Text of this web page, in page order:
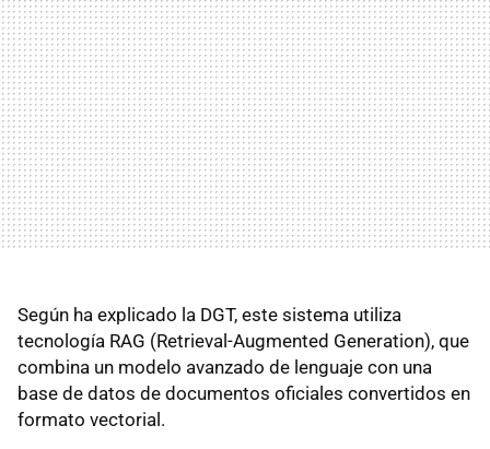
Según ha explicado la DGT, este sistema utiliza
tecnología RAG (Retrieval-Augmented Generation), que
combina un modelo avanzado de lenguaje con una
base de datos de documentos oficiales convertidos en
formato vectorial.